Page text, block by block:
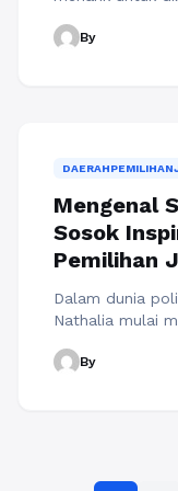
politik. Sebagai
By
Mengenal
Sosok
Pemilihan
Dalam dunia
Nathalia mulai
masyarakat
By